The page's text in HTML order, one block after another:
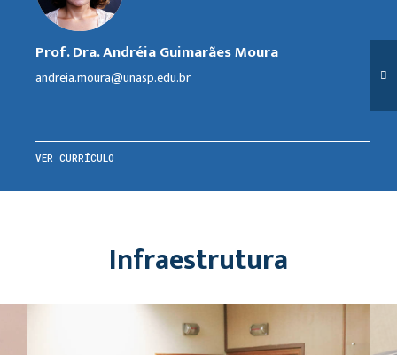
Prof. Dra. Andréia Guimarães Moura
andreia.moura@unasp.edu.br
VER CURRÍCULO
Infraestrutura